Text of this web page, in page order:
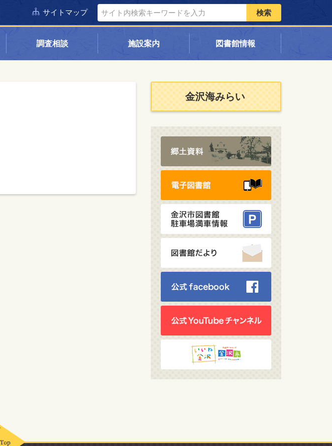
サイトマップ 検索
調査相談 施設案内 図書館情報
金沢海みらい